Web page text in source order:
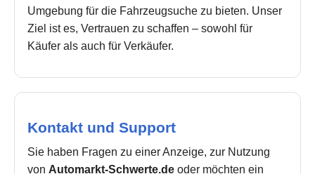
Umgebung für die Fahrzeugsuche zu bieten. Unser
Ziel ist es, Vertrauen zu schaffen – sowohl für
Käufer als auch für Verkäufer.
Kontakt und Support
Sie haben Fragen zu einer Anzeige, zur Nutzung
von Automarkt-Schwerte.de oder möchten ein